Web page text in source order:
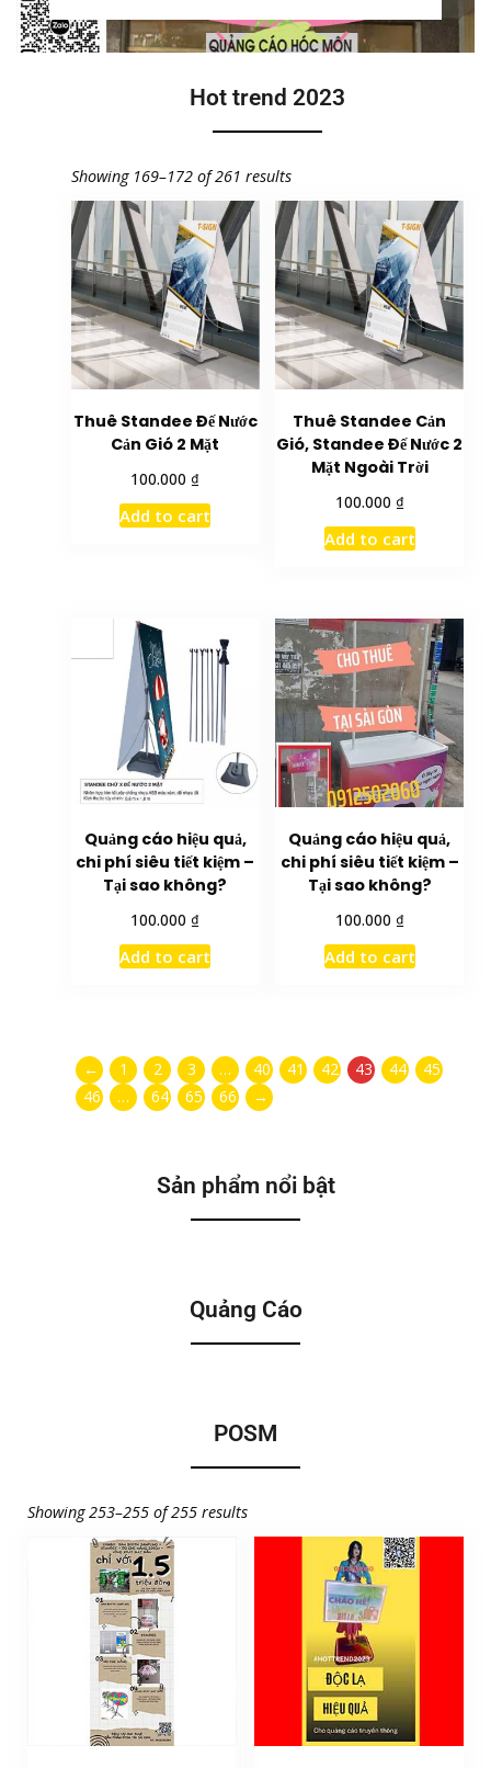
Hot trend 2023
Showing 169–172 of 261 results
Thuê Standee Đế Nước
Cản Gió 2 Mặt
100.000 ₫
Add to cart
Thuê Standee Cản
Gió, Standee Đế Nước 2
Mặt Ngoài Trời
100.000 ₫
Add to cart
Quảng cáo hiệu quả,
chi phí siêu tiết kiệm –
Tại sao không?
100.000 ₫
Add to cart
Quảng cáo hiệu quả,
chi phí siêu tiết kiệm –
Tại sao không?
100.000 ₫
Add to cart
← 1 2 3 … 40 41 42 43 44
45
46
… 64 65 66 →
Sản phẩm nổi bật
Quảng Cáo
POSM
Showing 253–255 of 255 results